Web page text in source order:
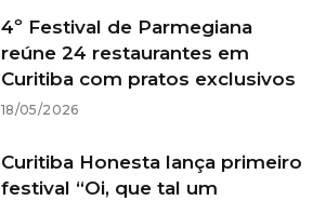
4º Festival de Parmegiana
reúne 24 restaurantes em
Curitiba com pratos exclusivos
18/05/2026
Curitiba Honesta lança primeiro
festival “Oi, que tal um